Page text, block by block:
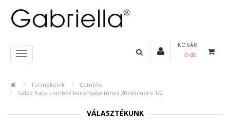
KOSÁR
0 db
Termékeink
Combfix
Calze Katia combfix harisnyatartóhoz 20den nero 1/2
VÁLASZTÉKUNK